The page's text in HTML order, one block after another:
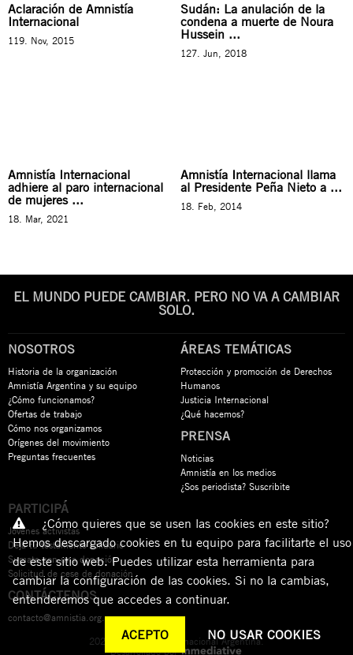
Aclaración de Amnistía
Internacional
119. Nov, 2015
Sudán: La anulación de la
condena a muerte de Noura
Hussein ...
127. Jun, 2018
Amnistía Internacional
adhiere al paro internacional
de mujeres ...
18. Mar, 2021
Amnistía Internacional llama
al Presidente Peña Nieto a ...
18. Feb, 2014
EL MUNDO PUEDE CAMBIAR. PERO NO VA A CAMBIAR
SOLO.
NOSOTROS
Historia de la organización
Amnistía Argentina y su equipo
¿Cómo funcionamos?
Ofertas de trabajo
Cómo nos organizamos
Orígenes del movimiento
Preguntas frecuentes
ÁREAS TEMÁTICAS
Protección y promoción de Derechos
Humanos
Justicia Internacional
¿Qué hacemos?
PRENSA
Noticias
Amnistía en los medios
¿Sos periodista? Suscribite
PARTICIPÁ
Jóvenes activistas
Dejá tu testamento solidario
Sumate con una donación
Solicitud de cese de donación
CONTÁCTENOS
contacto@amnistia.org.ar
2026 © Amnistía Internacional Argentina.
Desarrollado por
¿Cómo quieres que se usen las cookies en este sitio?
Hemos descargado cookies en tu equipo para facilitarte el uso
de este sitio web. Puedes utilizar esta herramienta para
cambiar la configuración de las cookies. Si no la cambias,
entenderemos que accedes a continuar.
ACEPTO NO USAR COOKIES